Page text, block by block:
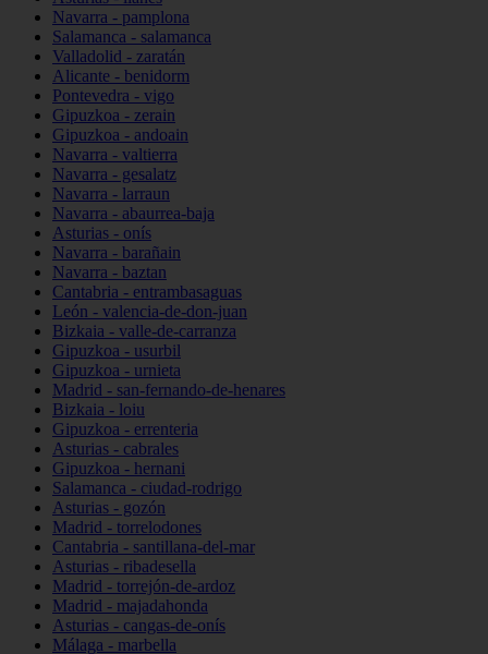
Navarra - pamplona
Salamanca - salamanca
Valladolid - zaratán
Alicante - benidorm
Pontevedra - vigo
Gipuzkoa - zerain
Gipuzkoa - andoain
Navarra - valtierra
Navarra - gesalatz
Navarra - larraun
Navarra - abaurrea-baja
Asturias - onís
Navarra - barañain
Navarra - baztan
Cantabria - entrambasaguas
León - valencia-de-don-juan
Bizkaia - valle-de-carranza
Gipuzkoa - usurbil
Gipuzkoa - urnieta
Madrid - san-fernando-de-henares
Bizkaia - loiu
Gipuzkoa - errenteria
Asturias - cabrales
Gipuzkoa - hernani
Salamanca - ciudad-rodrigo
Asturias - gozón
Madrid - torrelodones
Cantabria - santillana-del-mar
Asturias - ribadesella
Madrid - torrejón-de-ardoz
Madrid - majadahonda
Asturias - cangas-de-onís
Málaga - marbella